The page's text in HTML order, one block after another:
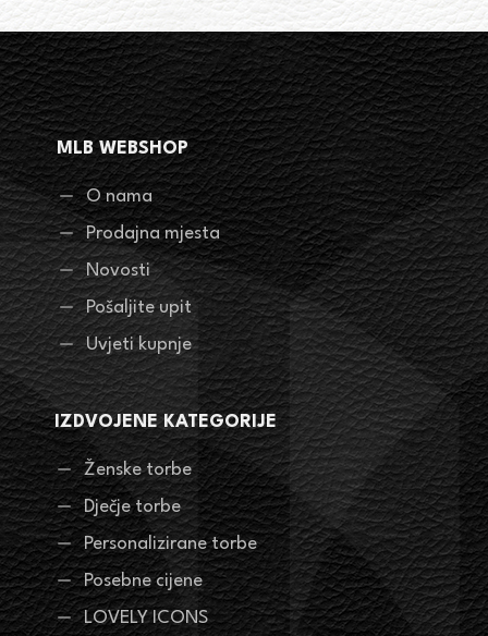
MLB WEBSHOP
O nama
Prodajna mjesta
Novosti
Pošaljite upit
Uvjeti kupnje
IZDVOJENE KATEGORIJE
Ženske torbe
Dječje torbe
Personalizirane torbe
Posebne cijene
LOVELY ICONS